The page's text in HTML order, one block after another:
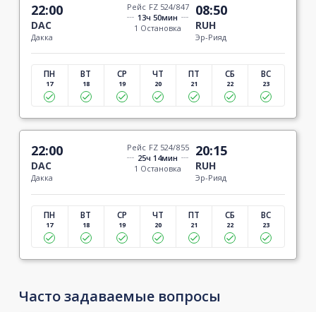
22:00
DAC
Дакка
Рейс FZ 524/847
13ч 50мин
1 Остановка
08:50
RUH
Эр-Рияд
ПН
17
ВТ
18
СР
19
ЧТ
20
ПТ
21
СБ
22
ВС
23
22:00
DAC
Дакка
Рейс FZ 524/855
25ч 14мин
1 Остановка
20:15
RUH
Эр-Рияд
ПН
17
ВТ
18
СР
19
ЧТ
20
ПТ
21
СБ
22
ВС
23
Часто задаваемые вопросы